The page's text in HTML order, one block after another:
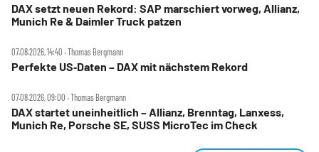
DAX setzt neuen Rekord: SAP marschiert vorweg, Allianz,
Munich Re & Daimler Truck patzen
07.08.2026, 14:40 ‧ Thomas Bergmann
Perfekte US‑Daten – DAX mit nächstem Rekord
07.08.2026, 09:00 ‧ Thomas Bergmann
DAX startet uneinheitlich – Allianz, Brenntag, Lanxess,
Munich Re, Porsche SE, SUSS MicroTec im Check